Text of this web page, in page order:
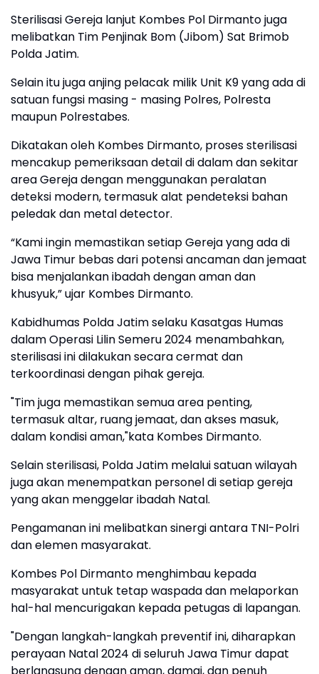
Sterilisasi Gereja lanjut Kombes Pol Dirmanto juga
melibatkan Tim Penjinak Bom (Jibom) Sat Brimob
Polda Jatim.
Selain itu juga anjing pelacak milik Unit K9 yang ada di
satuan fungsi masing - masing Polres, Polresta
maupun Polrestabes.
Dikatakan oleh Kombes Dirmanto, proses sterilisasi
mencakup pemeriksaan detail di dalam dan sekitar
area Gereja dengan menggunakan peralatan
deteksi modern, termasuk alat pendeteksi bahan
peledak dan metal detector.
“Kami ingin memastikan setiap Gereja yang ada di
Jawa Timur bebas dari potensi ancaman dan jemaat
bisa menjalankan ibadah dengan aman dan
khusyuk,” ujar Kombes Dirmanto.
Kabidhumas Polda Jatim selaku Kasatgas Humas
dalam Operasi Lilin Semeru 2024 menambahkan,
sterilisasi ini dilakukan secara cermat dan
terkoordinasi dengan pihak gereja.
"Tim juga memastikan semua area penting,
termasuk altar, ruang jemaat, dan akses masuk,
dalam kondisi aman,"kata Kombes Dirmanto.
Selain sterilisasi, Polda Jatim melalui satuan wilayah
juga akan menempatkan personel di setiap gereja
yang akan menggelar ibadah Natal.
Pengamanan ini melibatkan sinergi antara TNI-Polri
dan elemen masyarakat.
Kombes Pol Dirmanto menghimbau kepada
masyarakat untuk tetap waspada dan melaporkan
hal-hal mencurigakan kepada petugas di lapangan.
"Dengan langkah-langkah preventif ini, diharapkan
perayaan Natal 2024 di seluruh Jawa Timur dapat